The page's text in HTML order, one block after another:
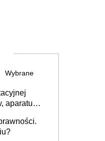
Wybrane
aparatu